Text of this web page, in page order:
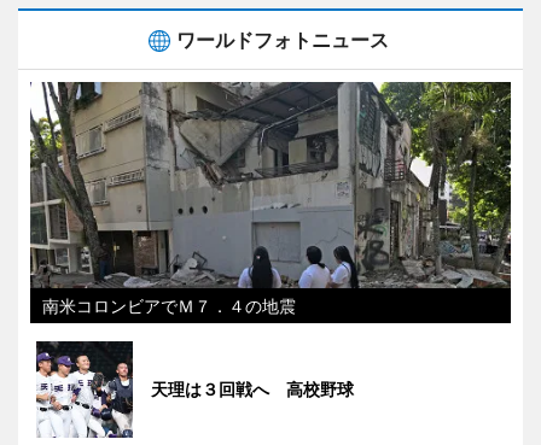
ワールドフォトニュース
南米コロンビアでＭ７．４の地震
天理は３回戦へ 高校野球